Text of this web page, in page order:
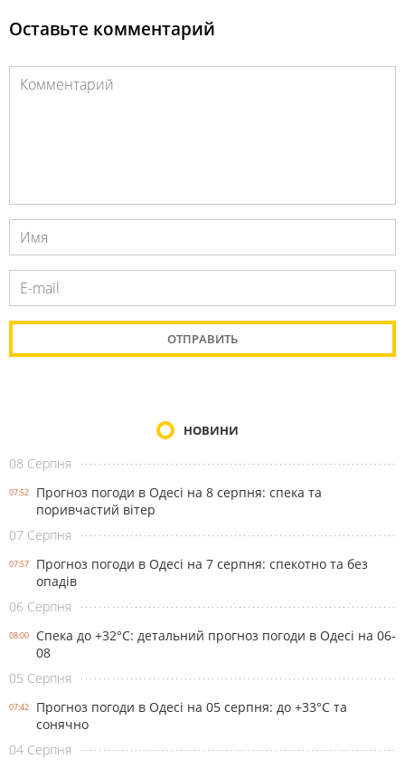
Оставьте комментарий
НОВИНИ
08 Серпня
07:52
Прогноз погоди в Одесі на 8 серпня: спека та
поривчастий вітер
07 Серпня
07:57
Прогноз погоди в Одесі на 7 серпня: спекотно та без
опадів
06 Серпня
08:00
Спека до +32°С: детальний прогноз погоди в Одесі на 06-
08
05 Серпня
07:42
Прогноз погоди в Одесі на 05 серпня: до +33°С та
сонячно
04 Серпня